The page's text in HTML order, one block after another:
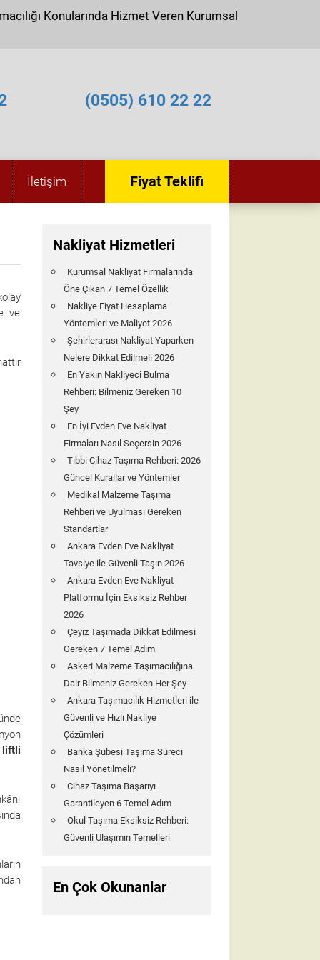
Konularında Hizmet Veren Kurumsal
(0505) 610 22 22
İletişim Fiyat Teklifi
ve
liftli
Nakliyat Hizmetleri
Kurumsal Nakliyat Firmalarında
Öne Çıkan 7 Temel Özellik
Nakliye Fiyat Hesaplama
Yöntemleri ve Maliyet 2026
Şehirlerarası Nakliyat Yaparken
Nelere Dikkat Edilmeli 2026
En Yakın Nakliyeci Bulma
Rehberi: Bilmeniz Gereken 10
Şey
En İyi Evden Eve Nakliyat
Firmaları Nasıl Seçersin 2026
Tıbbi Cihaz Taşıma Rehberi: 2026
Güncel Kurallar ve Yöntemler
Medikal Malzeme Taşıma
Rehberi ve Uyulması Gereken
Standartlar
Ankara Evden Eve Nakliyat
Tavsiye ile Güvenli Taşın 2026
Ankara Evden Eve Nakliyat
Platformu İçin Eksiksiz Rehber
2026
Çeyiz Taşımada Dikkat Edilmesi
Gereken 7 Temel Adım
Askeri Malzeme Taşımacılığına
Dair Bilmeniz Gereken Her Şey
Ankara Taşımacılık Hizmetleri ile
Güvenli ve Hızlı Nakliye
Çözümleri
Banka Şubesi Taşıma Süreci
Nasıl Yönetilmeli?
Cihaz Taşıma Başarıyı
Garantileyen 6 Temel Adım
Okul Taşıma Eksiksiz Rehberi:
Güvenli Ulaşımın Temelleri
En Çok Okunanlar